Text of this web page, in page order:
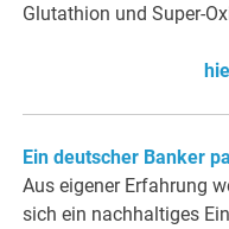
Glutathion und Super-
Ein deutscher Banker
Aus eigener Erfahrung
sich ein nachhaltiges